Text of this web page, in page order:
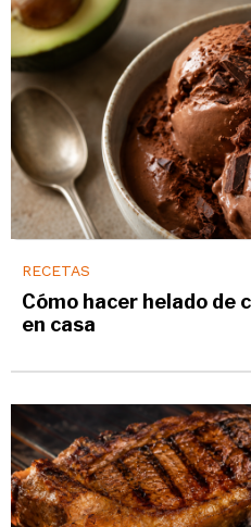
RECETAS
Cómo hacer helado de
en casa